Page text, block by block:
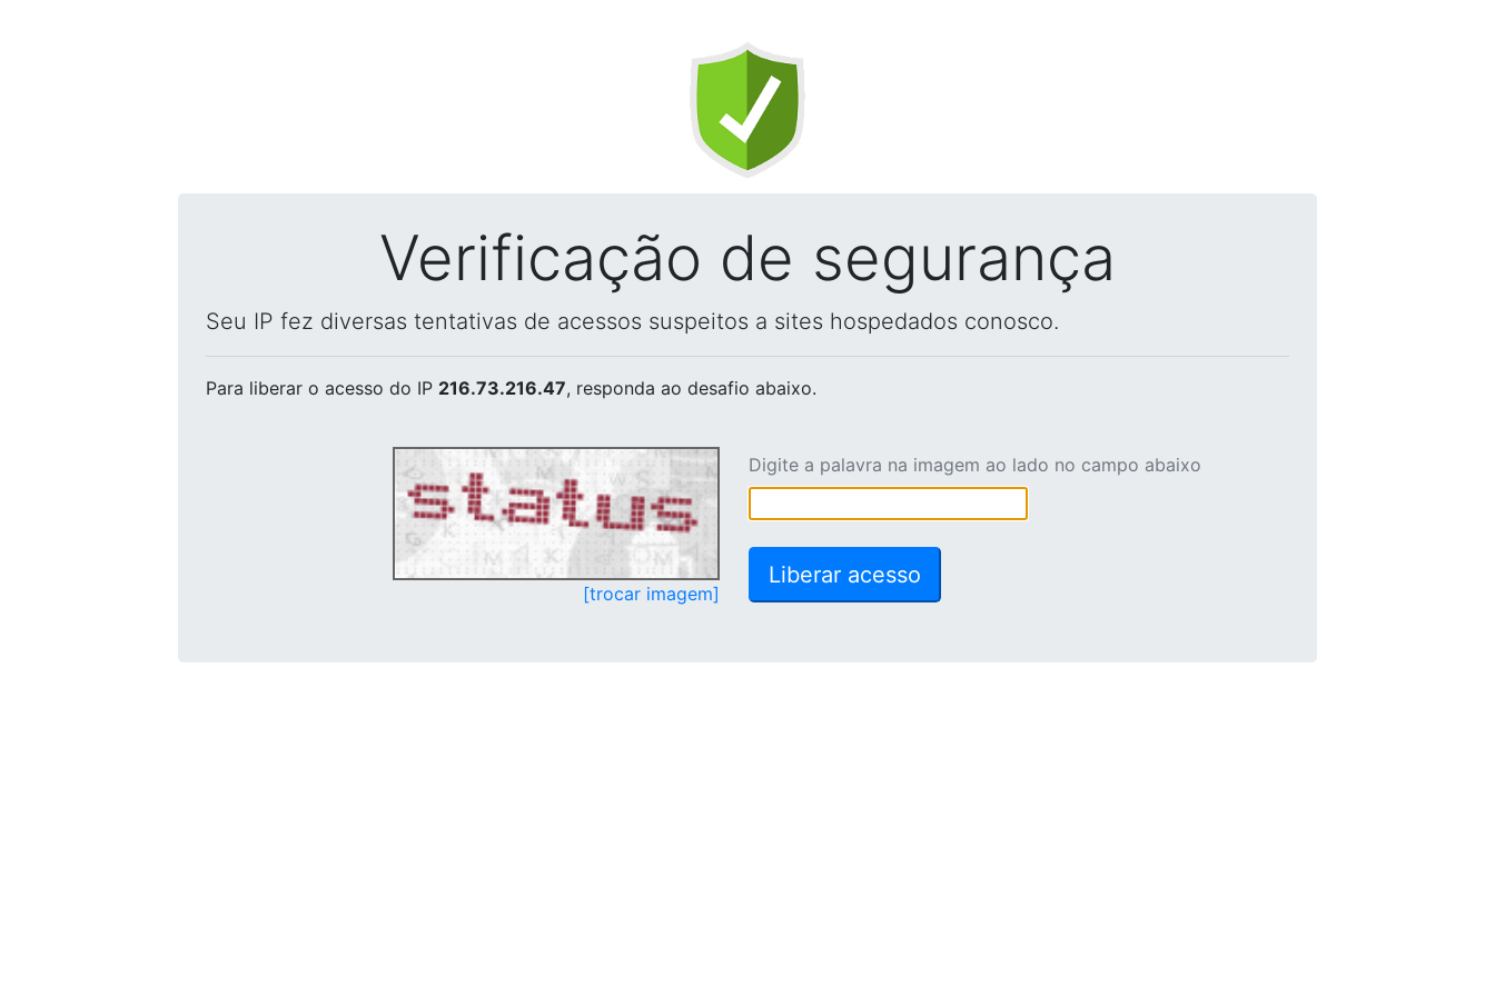
Verificação de segurança
Seu IP fez diversas tentativas de acessos suspeitos a sites hospedados conosco.
Para liberar o acesso do IP 216.73.216.47, responda ao desafio abaixo.
[trocar imagem]
Digite a palavra na imagem ao lado no campo abaixo